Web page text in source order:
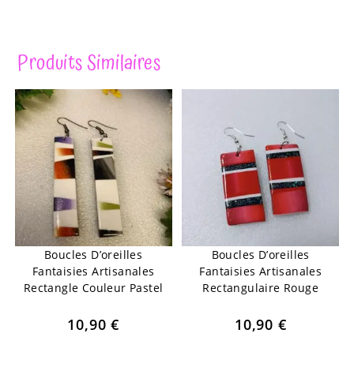
Produits Similaires
Boucles D’oreilles
Fantaisies Artisanales
Rectangle Couleur Pastel
10,90€
Boucles D’oreilles
Fantaisies Artisanales
Rectangulaire Rouge
10,90 €